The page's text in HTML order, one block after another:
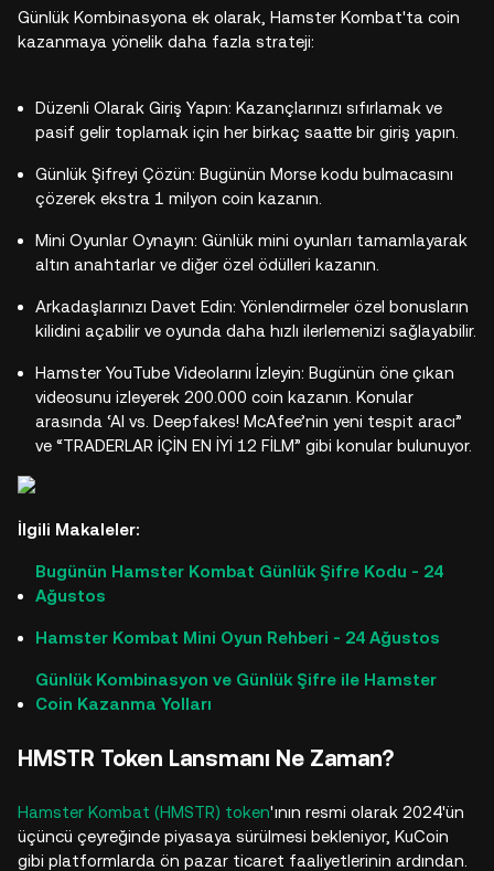
Günlük Kombinasyona ek olarak, Hamster Kombat'ta coin
kazanmaya yönelik daha fazla strateji:
Düzenli Olarak Giriş Yapın: Kazançlarınızı sıfırlamak ve
pasif gelir toplamak için her birkaç saatte bir giriş yapın.
Günlük Şifreyi Çözün: Bugünün Morse kodu bulmacasını
çözerek ekstra 1 milyon coin kazanın.
Mini Oyunlar Oynayın: Günlük mini oyunları tamamlayarak
altın anahtarlar ve diğer özel ödülleri kazanın.
Arkadaşlarınızı Davet Edin: Yönlendirmeler özel bonusların
kilidini açabilir ve oyunda daha hızlı ilerlemenizi sağlayabilir.
Hamster YouTube Videolarını İzleyin: Bugünün öne çıkan
videosunu izleyerek 200.000 coin kazanın. Konular
arasında ‘AI vs. Deepfakes! McAfee’nin yeni tespit aracı”
ve “TRADERLAR İÇİN EN İYİ 12 FİLM” gibi konular bulunuyor.
İlgili Makaleler:
Bugünün Hamster Kombat Günlük Şifre Kodu - 24
Ağustos
Hamster Kombat Mini Oyun Rehberi - 24 Ağustos
Günlük Kombinasyon ve Günlük Şifre ile Hamster
Coin Kazanma Yolları
HMSTR Token Lansmanı Ne Zaman?
Hamster Kombat (HMSTR) token'ının resmi olarak 2024'ün
üçüncü çeyreğinde piyasaya sürülmesi bekleniyor, KuCoin
gibi platformlarda ön pazar ticaret faaliyetlerinin ardından.